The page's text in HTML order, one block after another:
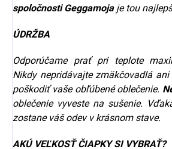
spoločnostiGeggamojaje tou
ÚDRŽBA
Odporúčame prať pri teplote
Nikdy nepridávajte zmäkčovadlá
poškodiť vaše obľúbené oblečenie.
oblečenie vyveste na sušenie.
zostane váš odev v krásnom stave.
AKÚ VEĽKOSŤ ČIAPKY SI VYBRAŤ?